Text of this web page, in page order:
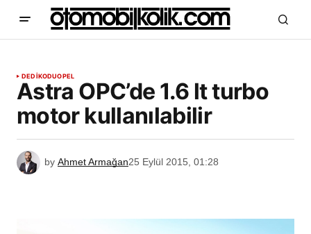
DEDİKODUOPEL
Astra OPC’de 1.6 lt turbo
motor kullanılabilir
by Ahmet Armağan25 Eylül 2015, 01:28